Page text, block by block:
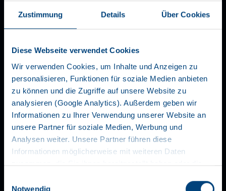
Zustimmung Details Über Cookies
Diese Webseite verwendet Cookies
Wir verwenden Cookies, um Inhalte und Anzeigen zu
personalisieren, Funktionen für soziale Medien anbieten
zu können und die Zugriffe auf unsere Website zu
analysieren (Google Analytics). Außerdem geben wir
Informationen zu Ihrer Verwendung unserer Website an
unsere Partner für soziale Medien, Werbung und
Analysen weiter. Unsere Partner führen diese
Informationen möglicherweise mit weiteren Daten
zusammen, die Sie ihnen bereitgestellt haben oder die
haben. Wir setzen im Rahmen des Trackings auch
Notwendig